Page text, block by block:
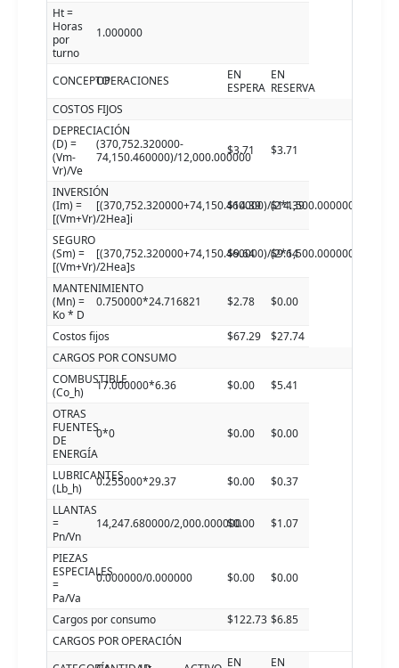
Ht =
Horas
por
turno
1.000000
CONCEPTOOPERACIONES
EN
ESPERA
EN
RESERVA
COSTOS FIJOS
DEPRECIACIÓN
(D) =
(Vm-
Vr)/Ve
(370,752.320000-
74,150.460000)/12,000.000000
$3.71 $3.71
INVERSIÓN
(Im) =
[(Vm+Vr)/2Hea]i
[(370,752.320000+74,150.460000)/
$14.39 $14.39
SEGURO
(Sm) =
[(Vm+Vr)/2Hea]s
[(370,752.320000+74,150.460000)/
$9.64 $9.64
MANTENIMIENTO
(Mn) =
Ko * D
0.750000*24.716821 $2.78 $0.00
Costos fijos $67.29
$27.74
CARGOS POR CONSUMO
COMBUSTIBLE
(Co_h)
17.000000*6.36 $0.00
$5.41
OTRAS
FUENTES
DE
ENERGÍA
0*0 $0.00 $0.00
LUBRICANTES
(Lb_h)
0.255000*29.37 $0.00
$0.37
LLANTAS
=
Pn/Vn
14,247.680000/2,000.000000$0.00 $1.07
PIEZAS
ESPECIALES
=
Pa/Va
0.000000/0.000000 $0.00 $0.00
Cargos por consumo $122.73 $6.85
CARGOS POR OPERACIÓN
EN
EN